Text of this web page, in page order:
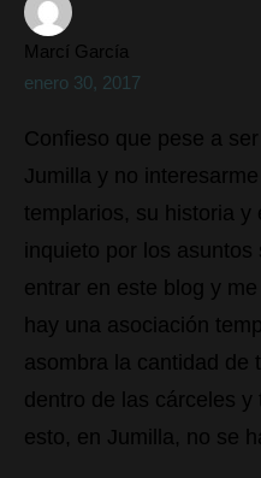
Marcí García
enero 30, 2017
Confieso que pese a
Jumilla y no
templarios, su historia y
inquieto por los
entrar en este blog y
hay una asociación
asombra la cantidad de
dentro de las cárceles
esto, en Jumilla, no se